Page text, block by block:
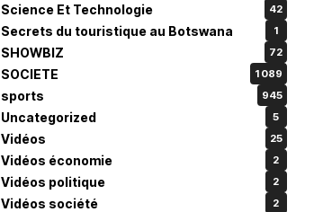
Science Et Technologie 42
Secrets du touristique au Botswana 1
SHOWBIZ 72
SOCIETE 1 089
sports 945
Uncategorized 5
Vidéos 25
Vidéos économie 2
Vidéos politique 2
Vidéos société 2